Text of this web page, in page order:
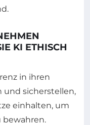
KI ETHISCH
in ihren
und sicherstellen,
einhalten, um
bewahren.